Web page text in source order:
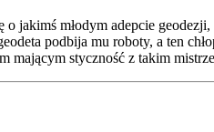
o jakimś młodym adepcie
podbija mu roboty, a ten
mającym styczność z takim